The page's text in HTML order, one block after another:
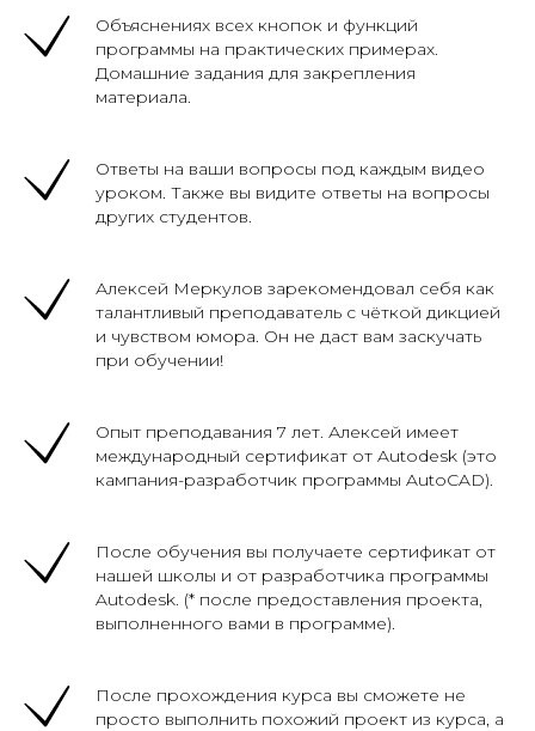
Объяснениях всех кнопок и функций
программы на практических примерах.
Домашние задания для закрепления
материала.
Ответы на ваши вопросы под каждым видео
уроком. Также вы видите ответы на вопросы
других студентов.
Алексей Меркулов зарекомендовал себя как
талантливый преподаватель с чёткой дикцией
и чувством юмора. Он не даст вам заскучать
при обучении!
Опыт преподавания 7 лет. Алексей имеет
международный сертификат от Autodesk (это
кампания-разработчик программы AutoCAD).
После обучения вы получаете сертификат от
нашей школы и от разработчика программы
Autodesk. (* после предоставления проекта,
выполненного вами в программе).
После прохождения курса вы сможете не
просто выполнить похожий проект из курса, а